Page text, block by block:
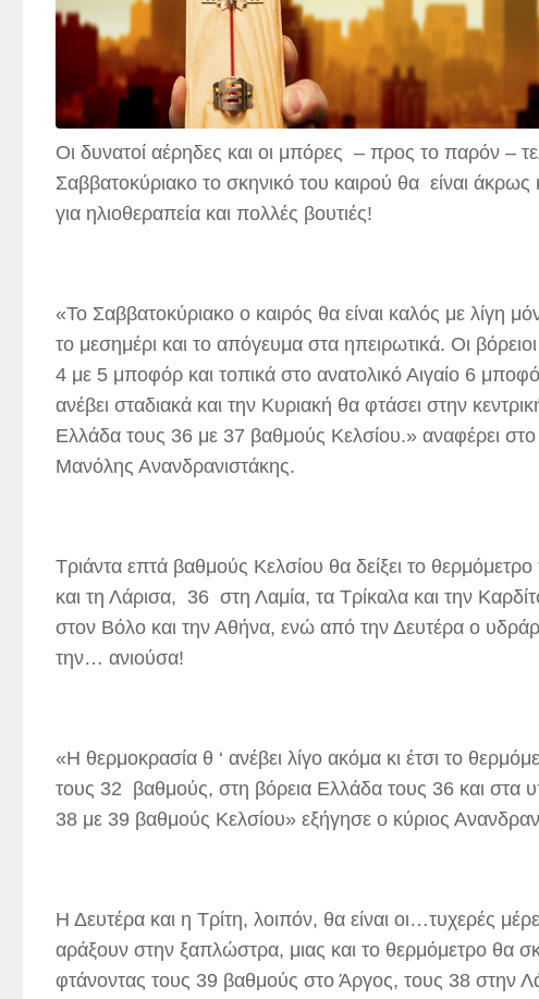
Οι δυνατοί αέρηδες και οι μπόρες – προς το παρόν –
Σαββατοκύριακο το σκηνικό του καιρού θα είναι άκρως
για ηλιοθεραπεία και πολλές βουτιές!
«Το Σαββατοκύριακο ο καιρός θα είναι καλός με λίγη
το μεσημέρι και το απόγευμα στα ηπειρωτικά. Οι
4 με 5 μποφόρ και τοπικά στο ανατολικό Αιγαίο 6
ανέβει σταδιακά και την Κυριακή θα φτάσει στην
Ελλάδα τους 36 με 37 βαθμούς Κελσίου.» αναφέρει
Μανόλης Ανανδρανιστάκης.
Tριάντα επτά βαθμούς Κελσίου θα δείξει το
και τη Λάρισα, 36 στη Λαμία, τα Τρίκαλα και την
στον Βόλο και την Αθήνα, ενώ από την Δευτέρα ο
την… ανιούσα!
«Η θερμοκρασία θ ‘ ανέβει λίγο ακόμα κι έτσι το
τους 32 βαθμούς, στη βόρεια Ελλάδα τους 36 και στα
38 με 39 βαθμούς Κελσίου» εξήγησε ο κύριος
Η Δευτέρα και η Τρίτη, λοιπόν, θα είναι οι…τυχερές
αράξουν στην ξαπλώστρα, μιας και το θερμόμετρο θα
φτάνοντας τους 39 βαθμούς στο Άργος, τους 38 στην